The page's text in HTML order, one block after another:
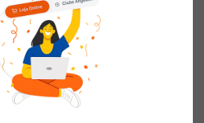
escrever uma avaliação.